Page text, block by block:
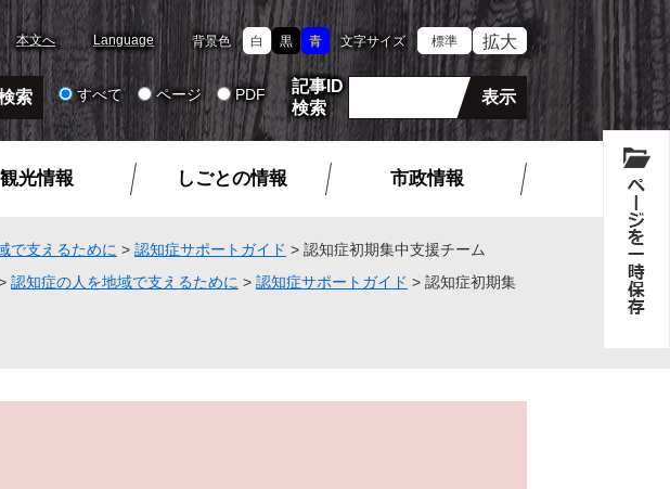
本文へ Language 背景色 白 黒 青 文字サイズ 標準 拡大
すべて ページ PDF
記事ID
検索
観光情報 しごとの情報 市政情報
で支えるために > 認知症サポートガイド > 認知症初期集中支援チーム
認知症の人を地域で支えるために > 認知症サポートガイド > 認知症初期集